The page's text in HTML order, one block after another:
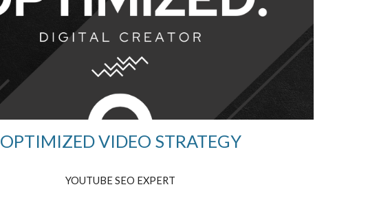
OPTIMIZED VIDEO STRATEGY
YOUTUBE SEO EXPERT